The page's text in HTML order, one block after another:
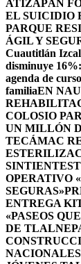
ATIZAPÁN
EL SUICIDIO
PARQUE
ÁGIL Y
Cuautitlán
disminuye
agenda de
familiaEN
COLOSIO
UN MILLÓN
TECÁMAC
SINTIENTES
OPERATIVO
SEGURAS»
ENTREGA
«PASEOS
DE